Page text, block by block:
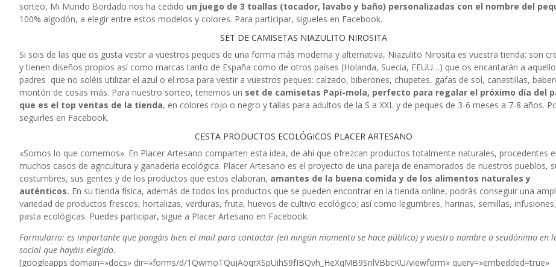
sorteo, Mi Mundo Bordado nos ha cedido un juego de 3 toallas (tocador, lavabo y baño) personalizadas con el nombre del
100% algodón, a elegir entre estos modelos y colores. Para participar, sígueles en Facebook.
SET DE CAMISETAS NIAZULITO NIROSITA
Si sois de las que os gusta vestir a vuestros peques de una forma más moderna y alternativa, Niazulito Nirosita es vuestra tienda; son
y tienen diseños propios así como marcas tanto de España como de otros países (Holanda, Suecia, EEUU…) que os encantarán a
padres que no soléis utilizar el azul o el rosa para vestir a vuestros peques: calzado, biberones, chupetes, gafas de sol, canastillas,
montón de cosas más. Para nuestro sorteo, tenemos un set de camisetas Papi-mola, perfecto para regalar el próximo día del
que es el top ventas de la tienda, en colores rojo o negro y tallas para adultos de la S a XXL y de peques de 3-6 meses a 7-8 años.
seguirles en Facebook.
CESTA PRODUCTOS ECOLÓGICOS PLACER ARTESANO
«Somos lo que comemos». En Placer Artesano comparten esta idea, de ahí que ofrezcan productos totalmente naturales, procedentes
muchos casos de agricultura y ganadería ecológica. Placer Artesano es el proyecto de una pareja de enamorados de nuestros pueblos,
costumbres, sus gentes y de los productos que estos elaboran, amantes de la buena comida y de los alimentos naturales y
auténticos. En su tienda física, además de todos los productos que se pueden encontrar en la tienda online, podrás conseguir una
variedad de productos frescos, hortalizas, verduras, fruta, huevos de cultivo ecológico; así como legumbres, harinas, semillas,
pasta ecológicas. Puedes participar, sigue a Placer Artesano en Facebook.
Formulario: es importante que pongáis bien el mail para contactar (en ningún momento se hace público) y vuestro nombre o seudónimo en
social que hayáis elegido.
[googleapps domain=»docs» dir=»forms/d/1QwmoTQujAoqrXSpUihS9fIBQvh_HeXqMB9SnlVBbcKU/viewform» query=»embedded=true»